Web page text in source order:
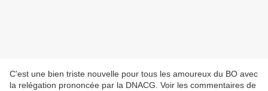
C'est une bien triste nouvelle pour tous les amoureux du BO avec
la relégation prononcée par la DNACG. Voir les commentaires de